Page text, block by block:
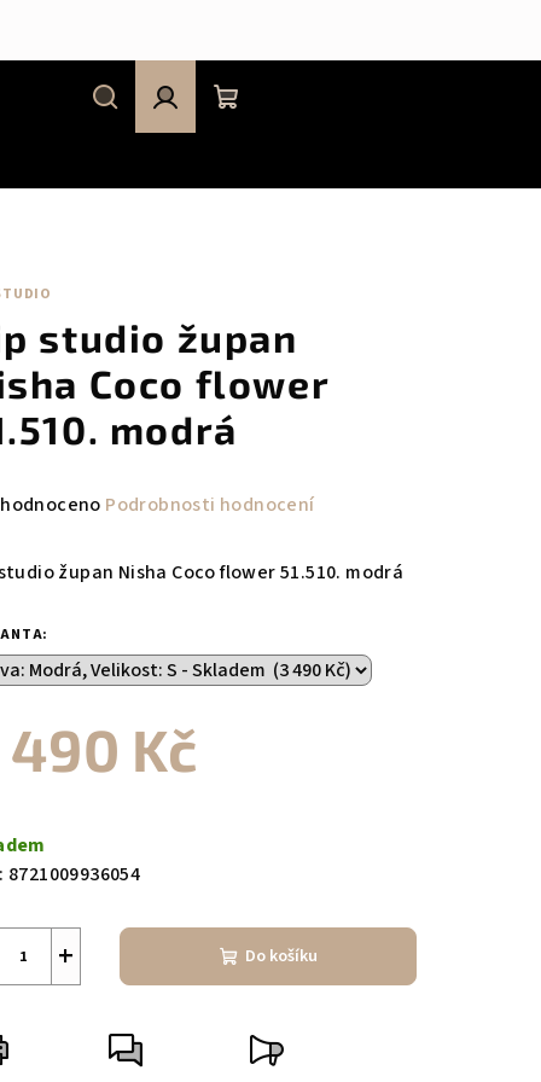
HledatPřihlášení
studio župan
Coco flower
modrá
Podrobnosti hodnocení
župan Nisha Coco flower 51.510. modrá
490 Kč
8721009936054
+ Do košíku